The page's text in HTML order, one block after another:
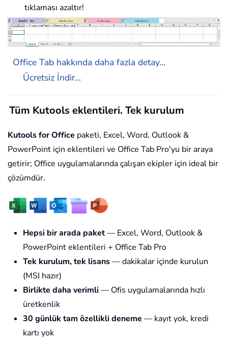
tıklaması azaltır!
Office Tab hakkında daha fazla detay...
Ücretsiz İndir...
Tüm Kutools eklentileri. Tek kurulum
Kutools for Office paketi, Excel, Word, Outlook &
PowerPoint için eklentileri ve Office Tab Pro'yu bir araya
getirir; Office uygulamalarında çalışan ekipler için ideal bir
çözümdür.
Hepsi bir arada paket— Excel, Word, Outlook &
PowerPoint eklentileri + Office Tab Pro
Tek kurulum, tek lisans— dakikalar içinde kurulun
(MSI hazır)
Birlikte daha verimli — Ofis uygulamalarında hızlı
üretkenlik
30 günlük tam özellikli deneme — kayıt yok, kredi
kartı yok